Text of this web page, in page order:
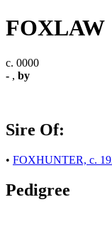
FOXLAW
c. 0000
- , by
Sire Of:
• FOXHUNTER, c.
Pedigree